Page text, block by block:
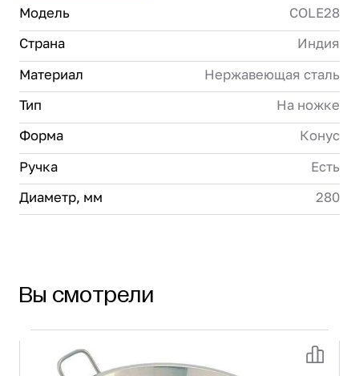
Модель
COLE28
Страна
Индия
Материал
Нержавеющая сталь
Тип
На ножке
Форма
Конус
Ручка
Есть
Диаметр, мм
280
Вы смотрели